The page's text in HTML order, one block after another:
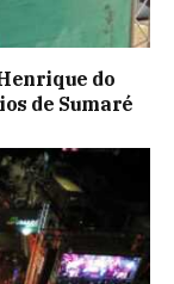
do
de Sumaré